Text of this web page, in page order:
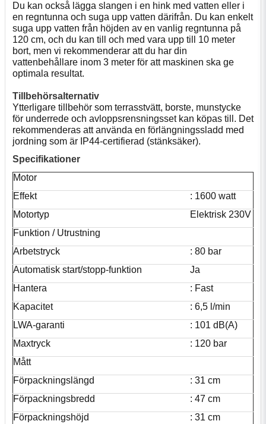
Du kan också lägga slangen i en hink med vatten eller i
en regntunna och suga upp vatten därifrån. Du kan enkelt
suga upp vatten från höjden av en vanlig regntunna på
120 cm, och du kan till och med vara upp till 10 meter
bort, men vi rekommenderar att du har din
vattenbehållare inom 3 meter för att maskinen ska ge
optimala resultat.
Tillbehörsalternativ
Ytterligare tillbehör som terrasstvätt, borste, munstycke
för underrede och avloppsrensningsset kan köpas till. Det
rekommenderas att använda en förlängningssladd med
jordning som är IP44-certifierad (stänksäker).
Specifikationer
Motor
Effekt
: 1600 watt
Motortyp
Elektrisk 230V
Funktion / Utrustning
Arbetstryck
: 80 bar
Automatisk start/stopp-funktion
Ja
Hantera
: Fast
Kapacitet
: 6,5 l/min
LWA-garanti
: 101 dB(A)
Maxtryck
: 120 bar
Mått
Förpackningslängd
: 31 cm
Förpackningsbredd
: 47 cm
Förpackningshöjd
: 31 cm